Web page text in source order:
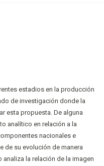
estadios en la producción
de investigación donde la
esta propuesta. De alguna
analítico en relación a la
nacionales e
de su evolución de manera
la relación de la imagen